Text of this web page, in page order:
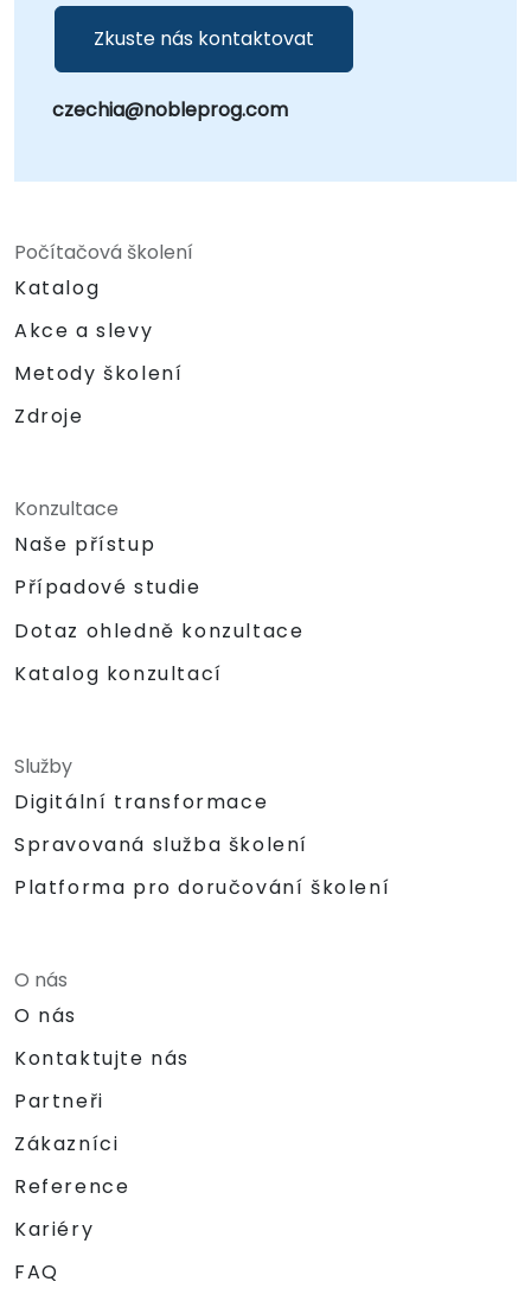
Zkuste nás kontaktovat
czechia@nobleprog.com
Počítačová školení
Katalog
Akce a slevy
Metody školení
Zdroje
Konzultace
Naše přístup
Případové studie
Dotaz ohledně konzultace
Katalog konzultací
Služby
Digitální transformace
Spravovaná služba školení
Platforma pro doručování školení
O nás
O nás
Kontaktujte nás
Partneři
Zákazníci
Reference
Kariéry
FAQ